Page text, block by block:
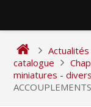
content
Actualités
catalogue
miniatures - divers